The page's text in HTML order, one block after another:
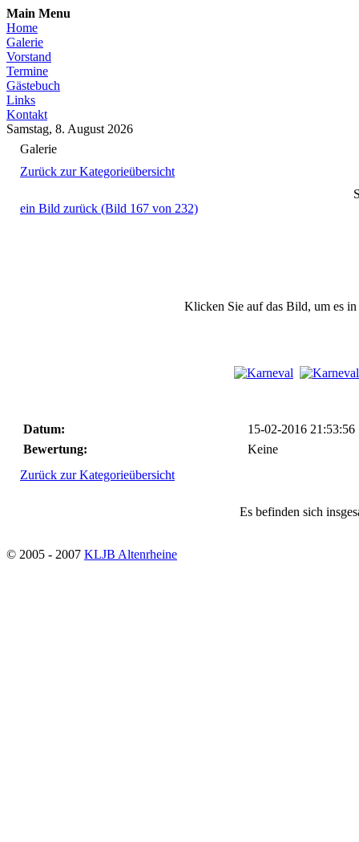
Main Menu
Home
Galerie
Vorstand
Termine
Gästebuch
Links
Kontakt
Samstag, 8. August 2026
Galerie
Zurück zur Kategorieübersicht
ein Bild zurück (Bild 167 von 232)
Klicken Sie auf das Bild, um es
Datum:
15-02-2016 21:53:56
Bewertung:
Keine
Zurück zur Kategorieübersicht
Es befinden sich
© 2005 - 2007 KLJB Altenrheine